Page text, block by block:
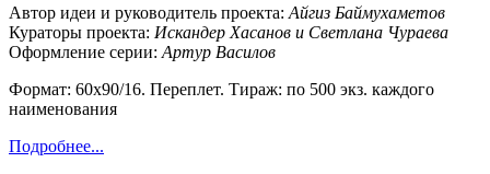
Автор идеи и руководитель проекта: Айгиз Баймухаметов
Кураторы проекта: Искандер Хасанов и Светлана Чураева
Оформление серии: Артур Василов
Формат: 60х90/16. Переплет. Тираж: по 500 экз. каждого
наименования
Подробнее...